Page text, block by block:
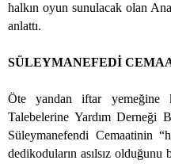
halkın oyun sunulacak olan
anlattı.
SÜLEYMANEFEDİ
Öte yandan iftar
Talebelerine Yardım Derneği
Süleymanefendi Cemaatinin
dedikoduların asılsız